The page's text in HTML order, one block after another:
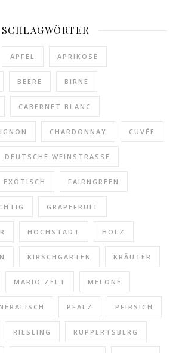
SCHLAGWÖRTER
APFEL APRIKOSE
BEERE BIRNE
CABERNET BLANC
CHARDONNAY CUVÉE
DEUTSCHE WEINSTRASSE
EXOTISCH FAIRNGREEN
GRAPEFRUIT
HOCHSTADT HOLZ
KIRSCHGARTEN KRÄUTER
MARIO ZELT MELONE
PFALZ PFIRSICH
RIESLING RUPPERTSBERG